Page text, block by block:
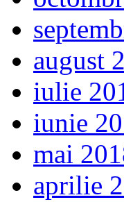
august
iulie
iunie
mai
aprilie